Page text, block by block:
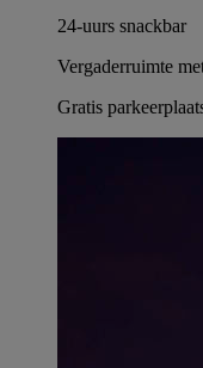
24-uurs snackbar
Vergaderruimte
Gratis